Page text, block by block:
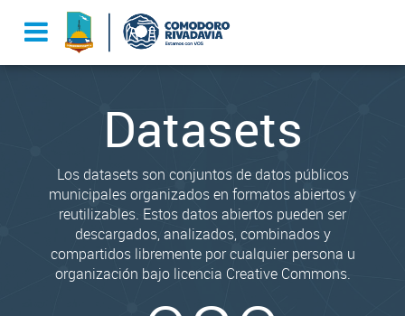
Datasets
Los datasets son conjuntos de datos públicos
municipales organizados en formatos abiertos y
reutilizables. Estos datos abiertos pueden ser
descargados, analizados, combinados y
compartidos libremente por cualquier persona u
organización bajo licencia Creative Commons.